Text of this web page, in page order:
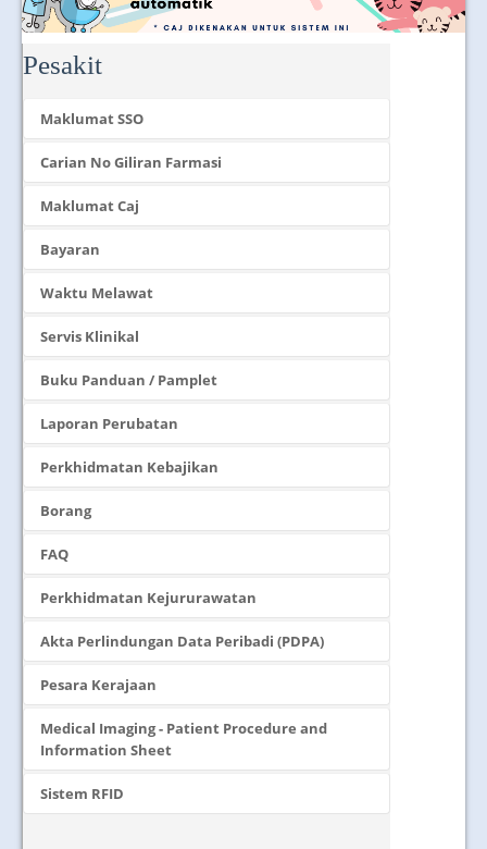
Pesakit
Maklumat SSO
Carian No Giliran Farmasi
Maklumat Caj
Bayaran
Waktu Melawat
Servis Klinikal
Buku Panduan / Pamplet
Laporan Perubatan
Perkhidmatan Kebajikan
Borang
FAQ
Perkhidmatan Kejururawatan
Akta Perlindungan Data Peribadi (PDPA)
Pesara Kerajaan
Medical Imaging - Patient Procedure and
Information Sheet
Sistem RFID